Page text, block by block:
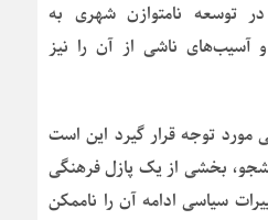
توسعه نامتوازن شهری به
آسیب‌های ناشی از آن را نیز
مورد توجه قرار گیرد این است
بخشی از یک پازل فرهنگی
سیاسی ادامه آن را ناممکن